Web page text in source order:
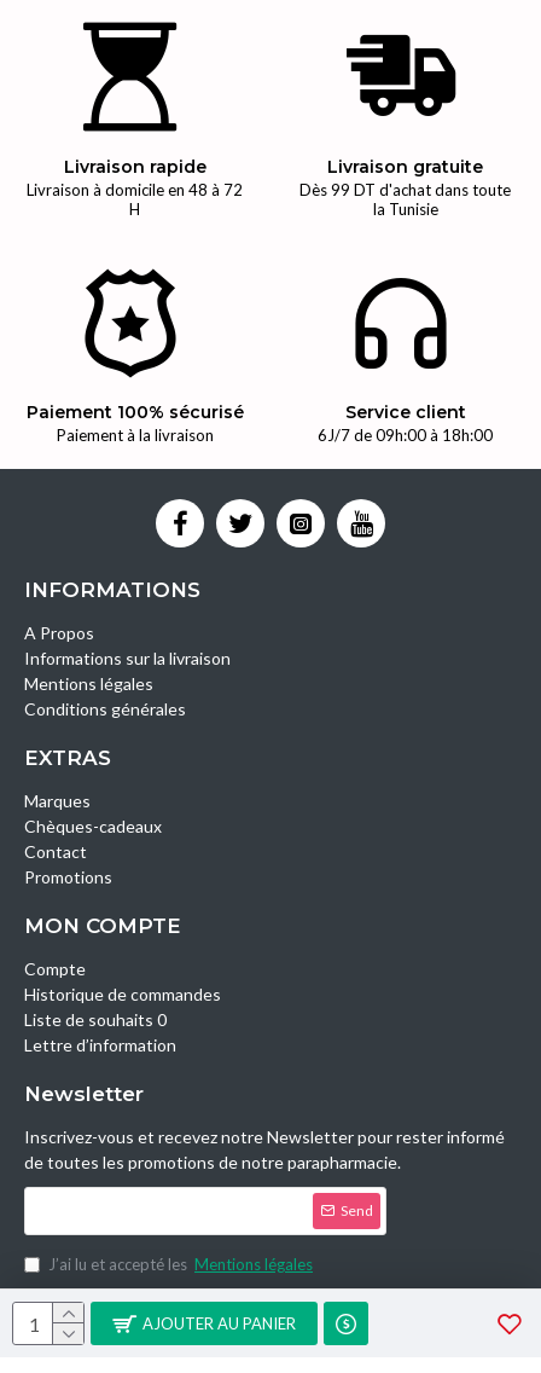
AJOUTER AU PANIER
Livraison rapide
Livraison à domicile en 48 à 72
H
Livraison gratuite
Dès 99 DT d'achat dans toute
la Tunisie
Paiement 100% sécurisé
Paiement à la livraison
Service client
6J/7 de 09h:00 à 18h:00
INFORMATIONS
A Propos
Informations sur la livraison
Mentions légales
Conditions générales
EXTRAS
Marques
Chèques-cadeaux
Contact
Promotions
MON COMPTE
Compte
Historique de commandes
Liste de souhaits 0
Lettre d’information
Newsletter
Inscrivez-vous et recevez notre Newsletter pour rester informé
de toutes les promotions de notre parapharmacie.
Send
J’ai lu et accepté les Mentions légales
Copyright © 2014, Parashop.tn, All Rights Reserved.